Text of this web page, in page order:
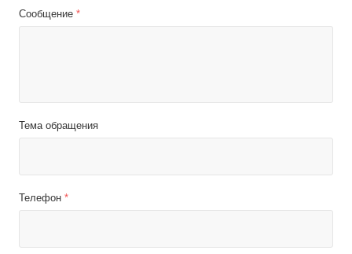
Сообщение *
Тема обращения
Телефон *